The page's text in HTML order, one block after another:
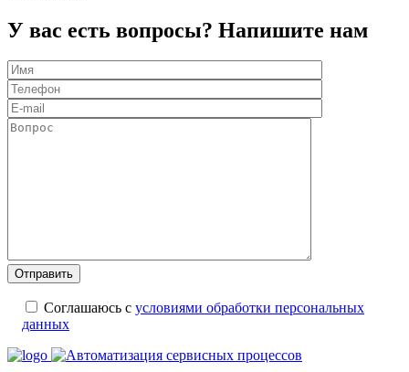
У вас есть вопросы? Напишите нам
Соглашаюсь с условиями обработки персональных
данных